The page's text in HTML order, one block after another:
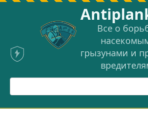
Перейти
Все о
грызунами и
Поиск: